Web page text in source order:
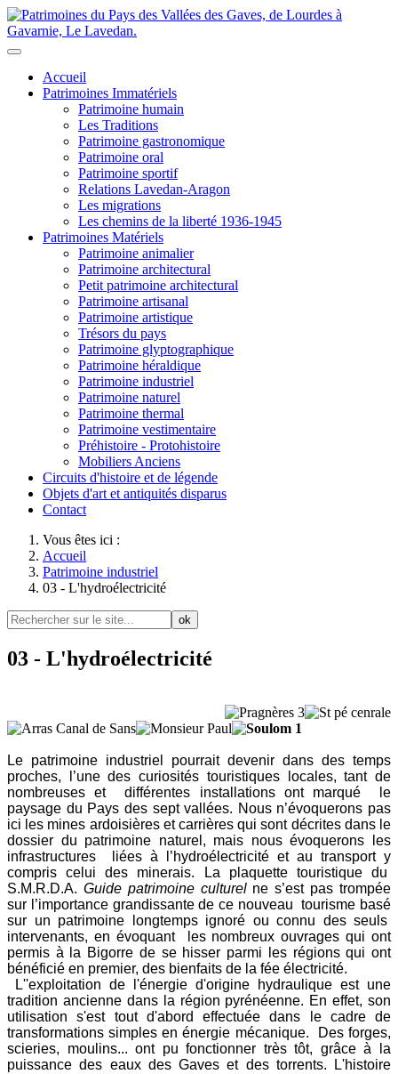
Accueil
Patrimoines Immatériels
Patrimoine humain
Les Traditions
Patrimoine gastronomique
Patrimoine oral
Patrimoine sportif
Relations Lavedan-Aragon
Les migrations
Les chemins de la liberté 1936-1945
Patrimoines Matériels
Patrimoine animalier
Patrimoine architectural
Petit patrimoine architectural
Patrimoine artisanal
Patrimoine artistique
Trésors du pays
Patrimoine glyptographique
Patrimoine héraldique
Patrimoine industriel
Patrimoine naturel
Patrimoine thermal
Patrimoine vestimentaire
Préhistoire - Protohistoire
Mobiliers Anciens
Circuits d'histoire et de légende
Objets d'art et antiquités disparus
Contact
Vous êtes ici :
Accueil
Patrimoine industriel
03 - L'hydroélectricité
ok
03 - L'hydroélectricité
Le patrimoine industriel pourrait devenir dans des temps
proches, l’une des curiosités touristiques locales, tant de
nombreuses et différentes installations ont marqué le
paysage du Pays des sept vallées. Nous n’évoquerons pas
ici les mines ardoisières et carrières qui sont décrites dans le
dossier du patrimoine naturel, mais nous évoquerons les
infrastructures liées à l’hydroélectricité et au transport y
compris celui des minerais. La plaquette touristique du
S.M.R.D.A. Guide patrimoine culturelne s’est pas trompée
sur l’importance grandissante de ce nouveau tourisme basé
sur un patrimoine longtemps ignoré ou connu des seuls
intervenants, en évoquant les nombreux ouvrages qui ont
permis à la Bigorre de se hisser parmi les régions qui ont
bénéficié en premier, des bienfaits de la fée électricité.
L''exploitation de l'énergie d'origine hydraulique est une
tradition ancienne dans la région pyrénéenne. En effet, son
utilisation s'est tout d'abord effectuée dans le cadre de
transformations simples en énergie mécanique. Des forges,
scieries, moulins... ont pu fonctionner très tôt, grâce à la
puissance des eaux des Gaves et des torrents. L'histoire